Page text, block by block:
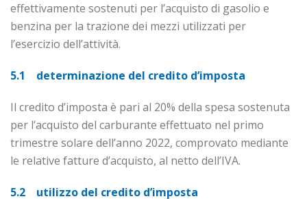
effettivamente sostenuti per l’acquisto di gasolio e
benzina per la trazione dei mezzi utilizzati per
l’esercizio dell’attività.
5.1 determinazione del credito d’imposta
Il credito d’imposta è pari al 20% della spesa sostenuta
per l’acquisto del carburante effettuato nel primo
trimestre solare dell’anno 2022, comprovato mediante
le relative fatture d’acquisto, al netto dell’IVA.
5.2 utilizzo del credito d’imposta